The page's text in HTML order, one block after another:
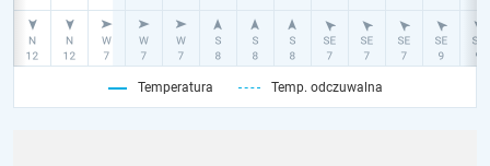
Temperatura Temp. odczuwalna